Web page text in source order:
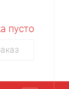
пусто